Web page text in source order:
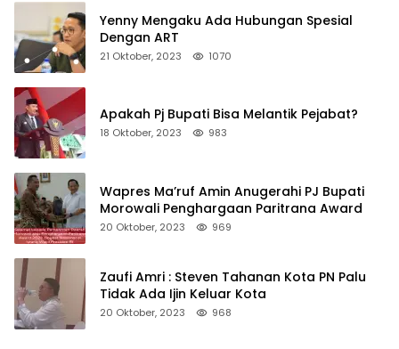
Yenny Mengaku Ada Hubungan Spesial
Dengan ART
21 Oktober, 2023 1070
Apakah Pj Bupati Bisa Melantik Pejabat?
18 Oktober, 2023 983
Wapres Ma’ruf Amin Anugerahi PJ Bupati
Morowali Penghargaan Paritrana Award
20 Oktober, 2023 969
Zaufi Amri : Steven Tahanan Kota PN Palu
Tidak Ada Ijin Keluar Kota
20 Oktober, 2023 968